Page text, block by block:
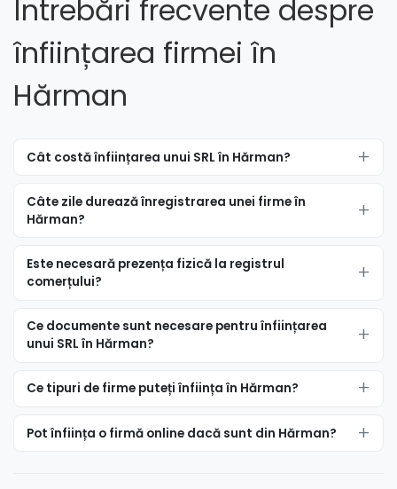
Întrebări frecvente despre
înființarea firmei în
Hărman
Cât costă înființarea unui SRL în Hărman?
Câte zile durează înregistrarea unei firme în
Hărman?
Este necesară prezența fizică la registrul
comerțului?
Ce documente sunt necesare pentru înființarea
unui SRL în Hărman?
Ce tipuri de firme puteți înființa în Hărman?
Pot înființa o firmă online dacă sunt din Hărman?